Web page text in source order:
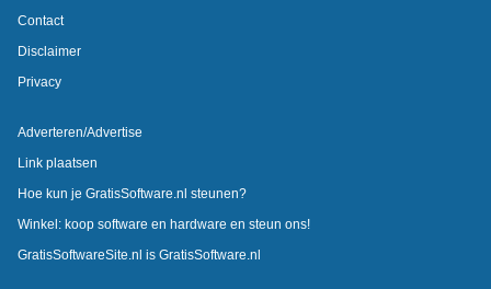
Contact
Disclaimer
Privacy
Adverteren/Advertise
Link plaatsen
Hoe kun je GratisSoftware.nl steunen?
Winkel: koop software en hardware en steun ons!
GratisSoftwareSite.nl is GratisSoftware.nl